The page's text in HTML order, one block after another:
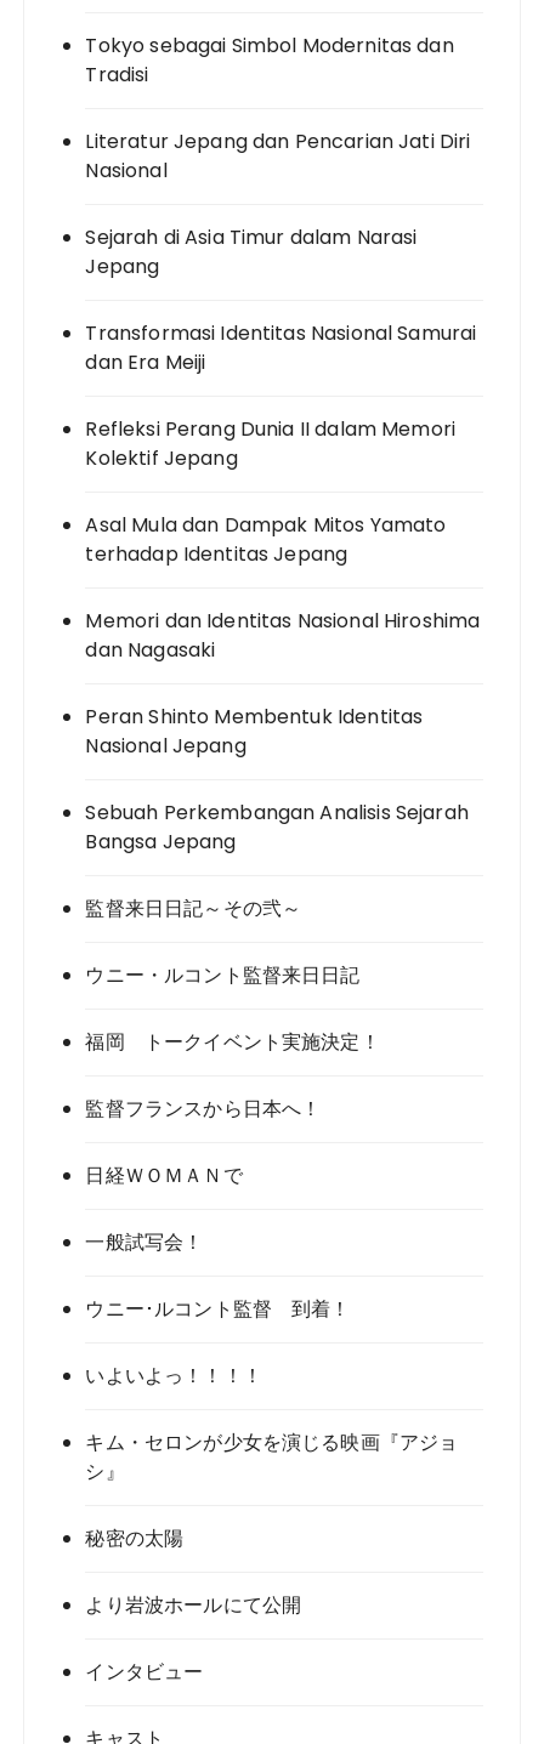
Tokyo sebagai Simbol Modernitas dan
Tradisi
Literatur Jepang dan Pencarian Jati Diri
Nasional
Sejarah di Asia Timur dalam Narasi
Jepang
Transformasi Identitas Nasional Samurai
dan Era Meiji
Refleksi Perang Dunia II dalam Memori
Kolektif Jepang
Asal Mula dan Dampak Mitos Yamato
terhadap Identitas Jepang
Memori dan Identitas Nasional Hiroshima
dan Nagasaki
Peran Shinto Membentuk Identitas
Nasional Jepang
Sebuah Perkembangan Analisis Sejarah
Bangsa Jepang
監督来日日記～その弐～
ウニー・ルコント監督来日日記
福岡 トークイベント実施決定！
監督フランスから日本へ！
日経ＷＯＭＡＮで
一般試写会！
ウニー･ルコント監督 到着！
いよいよっ！！！！
キム・セロンが­少女を演じる映画『アジョ
シ』
秘密の太陽
より岩波ホールにて公開
インタビュー